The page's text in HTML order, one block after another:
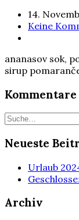
14.
Keine
ananasov sok,
sirup
Neueste
Urlaub
Archiv